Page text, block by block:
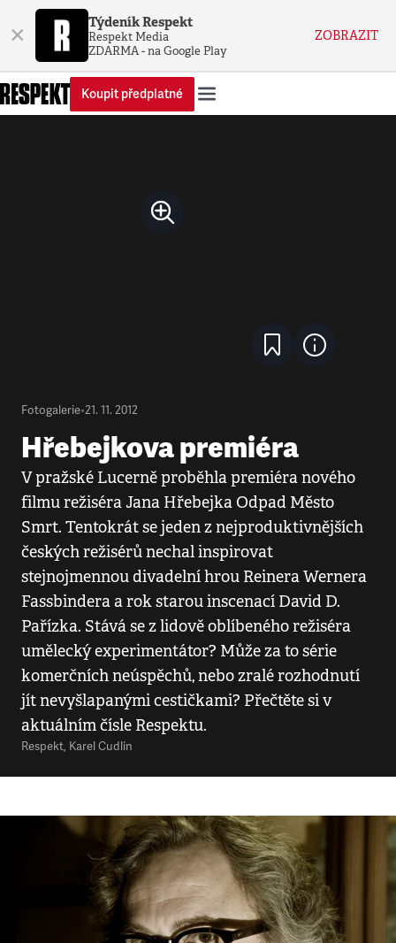
× Týdeník Respekt
Respekt Media
ZDARMA - na Google Play
ZOBRAZIT
Koupit předplatné
Fotogalerie•21. 11. 2012
Hřebejkova premiéra
V pražské Lucerně proběhla premiéra nového
filmu režiséra Jana Hřebejka Odpad Město
Smrt. Tentokrát se jeden z nejproduktivnějších
českých režisérů nechal inspirovat
stejnojmennou divadelní hrou Reinera Wernera
Fassbindera a rok starou inscenací David D.
Pařízka. Stává se z lidově oblíbeného režiséra
umělecký experimentátor? Může za to série
komerčních neúspěchů, nebo zralé rozhodnutí
jít nevyšlapanými cestičkami? Přečtěte si v
aktuálním čísle Respektu.
Respekt, Karel Cudlín